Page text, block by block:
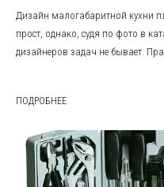
Дизайн малогабаритной кухни
прост, однако, судя по фото в
дизайнеров задач не бывает.
ПОДРОБНЕЕ